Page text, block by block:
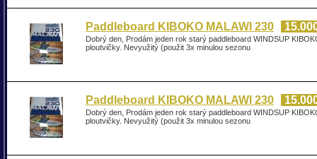
Paddleboard KIBOKO MALAWI 230
Dobrý den, Prodám jeden rok starý paddleboard WINDSUP
ploutvičky. Nevyužitý (použit 3x minulou sezonu
Paddleboard KIBOKO MALAWI 230
Dobrý den, Prodám jeden rok starý paddleboard WINDSUP
ploutvičky. Nevyužitý (použit 3x minulou sezonu